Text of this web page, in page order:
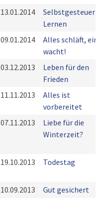
13.01.2014
Lernen
09.01.2014
Alles schläft,
wacht!
03.12.2013
Leben für den
Frieden
11.11.2013
Alles ist
vorbereitet
07.11.2013
Liebe für die
Winterzeit?
19.10.2013 Todestag
10.09.2013 Gut gesichert